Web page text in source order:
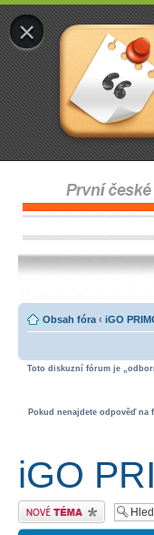
×
Obsah fóra ‹ iGO
Toto diskuzní fórum je
Pokud nenajdete odpověď na
iGO
Odeslat nové téma